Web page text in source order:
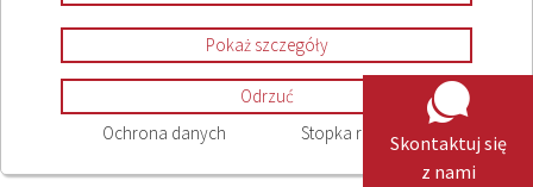
Pokaż szczegóły
Odrzuć
Ochrona danych
Stopka redakcyjnaSkontaktuj się
z nami